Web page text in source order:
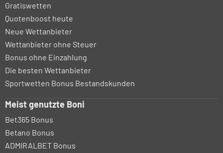
Gratiswetten
Quotenboost heute
Neue Wettanbieter
Wettanbieter ohne Steuer
Bonus ohne Einzahlung
Die besten Wettanbieter
Sportwetten Bonus Bestandskunden
Meist genutzte Boni
Bet365 Bonus
Betano Bonus
ADMIRALBET Bonus